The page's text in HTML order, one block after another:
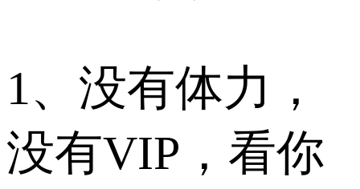
1、没有体力，
没有VIP，看你